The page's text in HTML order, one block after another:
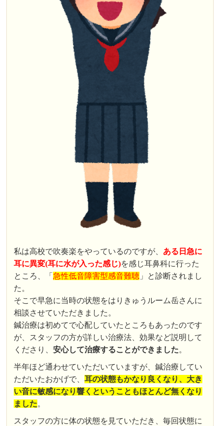
私は高校で吹奏楽をやっているのですが、 ある日急に
耳に異変(耳に水が入った感じ)を感じ耳鼻科に行った
ところ、「 急性低音障害型感音難聴 」と診断されまし
た。
そこで早急に当時の状態をはりきゅうルーム岳さんに
相談させていただきました。
鍼治療は初めてで心配していたところもあったのです
が、スタッフの方が詳しい治療法、効果など説明して
くださり、安心して治療することができました。
半年ほど通わせていただいていますが、鍼治療してい
ただいたおかげで、耳の状態もかなり良くなり、大き
い音に敏感になり響くということもほとんど無くなり
ました。
スタッフの方に体の状態を見ていただき、毎回状態に